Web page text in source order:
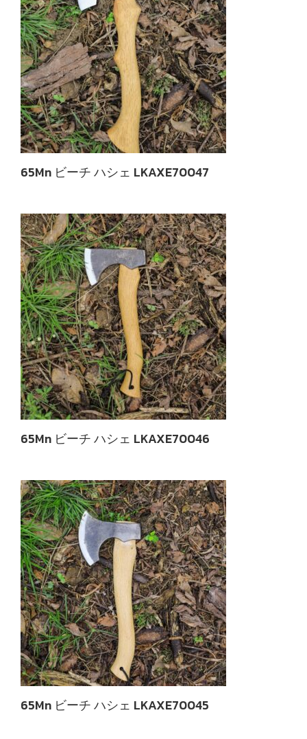
65Mn ビーチ ハシェ LKAXE70047
65Mn ビーチ ハシェ LKAXE70046
65Mn ビーチ ハシェ LKAXE70045